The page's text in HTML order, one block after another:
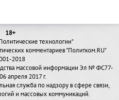
18+
технологии"
комментариев "Политком.RU"
2018
массовой информации Эл № ФС77-
апреля 2017 г.
служба по надзору в сфере связи,
и массовых коммуникаций.